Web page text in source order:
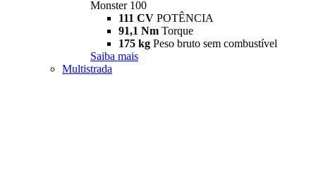
Monster 100
111 CV POTÊNCIA
91,1 Nm Torque
175 kg Peso bruto sem combustível
Saiba mais
Multistrada